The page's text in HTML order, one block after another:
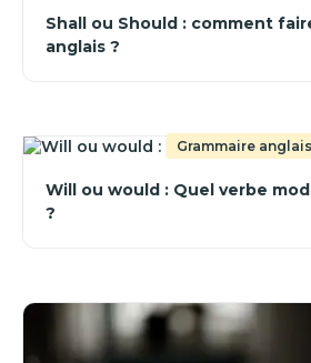
Shall ou Should : comment
anglais ?
Grammaire
Will ou would : Quel verbe
?